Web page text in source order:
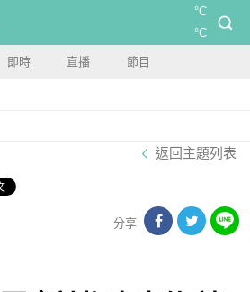
°C
°C
即時 直播 節目
返回主題列表
分享